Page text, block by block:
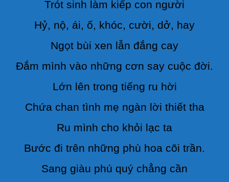
Trót sinh làm kiếp con người
Hỷ, nộ, ái, ố, khóc, cười, dở, hay
Ngọt bùi xen lẫn đắng cay
Đắm mình vào những cơn say cuộc đời.
Lớn lên trong tiếng ru hời
Chứa chan tình mẹ ngàn lời thiết tha
Ru mình cho khỏi lạc ta
Bước đi trên những phù hoa cõi trần.
Sang giàu phú quý chẳng cần